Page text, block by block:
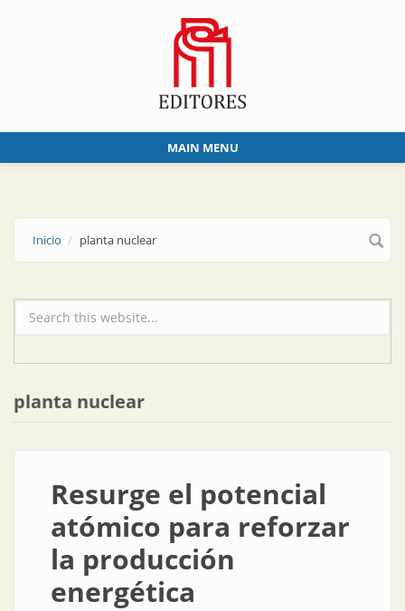
MAIN MENU
Inicio planta nuclear
Formulario de búsqueda
planta nuclear
Resurge el potencial
atómico para reforzar
la producción
energética